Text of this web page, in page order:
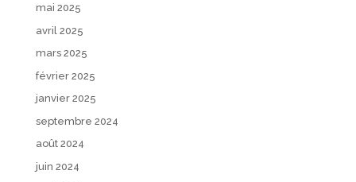
mai 2025
avril 2025
mars 2025
février 2025
janvier 2025
septembre 2024
août 2024
juin 2024